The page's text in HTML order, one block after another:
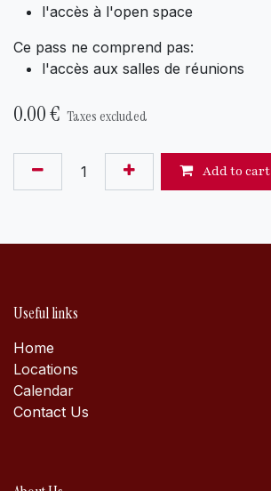
l'accès à l'open space
Ce pass ne comprend pas:
l'accès aux salles de réunions
0.00€ Taxes excluded
Add to cart
Useful links
Home
Locations
Calen​dar
Contact Us